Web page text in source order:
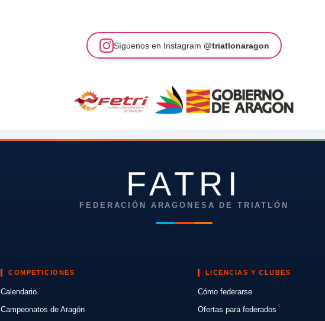
Síguenos en Instagram @triatlonaragon
FATRI
FEDERACIÓN ARAGONESA DE TRIATLÓN
COMPETICIONES
Calendario
Campeonatos de Aragón
LICENCIAS Y CLUBES
Cómo federarse
Ofertas para federados